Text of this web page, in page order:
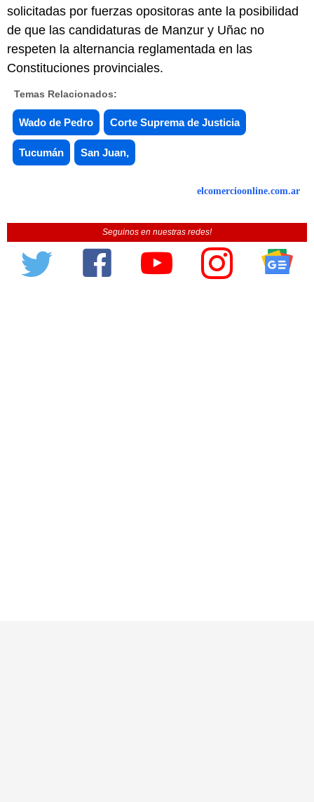
solicitadas por fuerzas opositoras ante la posibilidad
de que las candidaturas de Manzur y Uñac no
respeten la alternancia reglamentada en las
Constituciones provinciales.
Temas Relacionados:
Wado de Pedro Corte Suprema de Justicia
Tucumán San Juan,
elcomercioonline.com.ar
Seguinos en nuestras redes!